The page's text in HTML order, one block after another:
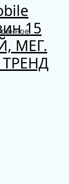
15
МЕГ.